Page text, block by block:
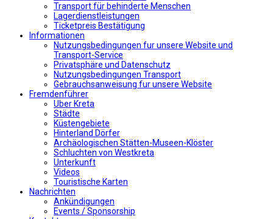
Transport für behinderte Menschen
Lagerdienstleistungen
Ticketpreis Bestätigung
Informationen
Nutzungsbedingungen fur unsere Website und
Transport-Service
Privatsphäre und Datenschutz
Nutzungsbedingungen Transport
Gebrauchsanweisung fur unsere Website
Fremdenführer
Uber Kreta
Städte
Küstengebiete
Hinterland Dörfer
Archäologischen Stätten-Museen-Klöster
Schluchten von Westkreta
Unterkunft
Videos
Touristische Karten
Nachrichten
Ankündigungen
Events / Sponsorship